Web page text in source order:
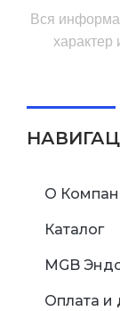
Вся
характер
О
Каталог
MGB
Оплата и